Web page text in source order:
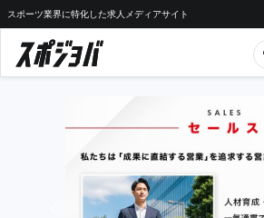
スポーツ業界に特化した求人メディアサイト